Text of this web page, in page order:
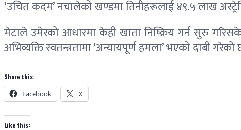
‘उचित कदम’ नचालेको खण्डमा तिनीहरूलाई ४९.५ लाख
मेटाले उमेरको आधारमा केही खाता निष्क्रिय गर्न सुरु
अभिव्यक्ति स्वतन्त्रतामा ‘अन्यायपूर्ण हमला’ भएको दाबी गरेको
Share this:
Facebook X
Like this: